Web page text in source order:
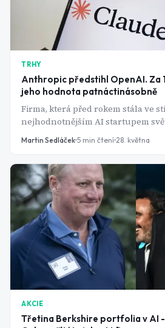
TRHY
Anthropic předstihl OpenAI. Za
jeho hodnota patnáctinásobně
Firma, která před rokem stála ve
nejhodnotnějším AI startupem
rychle?
Martin Sedláček 5 min čtení 28. května
AKCIE
Třetina Berkshire portfolia v AI